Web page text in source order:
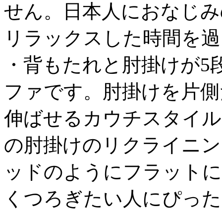
せん。日本人におなじ
リラックスした時間を
・背もたれと肘掛けが
ファです。肘掛けを片
伸ばせるカウチスタイ
の肘掛けのリクライニ
ッドのようにフラット
くつろぎたい人にぴっ